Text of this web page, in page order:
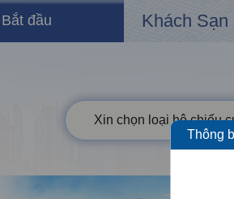
Bắt đầu Khách Sạn
Xin chọn loại hộ chiếu
Thông